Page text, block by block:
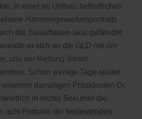
In einer im Umbau befindlichen
Hammergewerkenportraits
die Bauarbeiten akut gefährdet
er sich an die GLD mit der
uns der Rettung dieser
Schon wenige Tage später
damaligen Präsidenten Dr.
in letzter Sekunde die
acht Portraits der bedeutenden